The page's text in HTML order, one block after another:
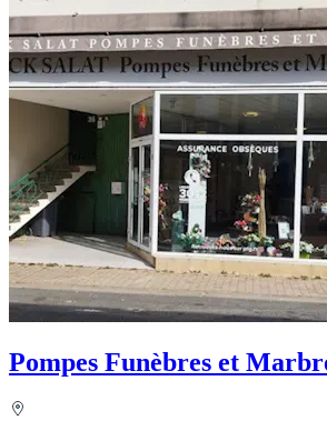
Pompes Funèbres et